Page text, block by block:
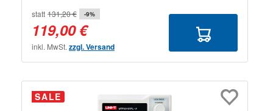
statt 131,20 € -9%
119,00 €
inkl. MwSt. zzgl. Versand
SALE